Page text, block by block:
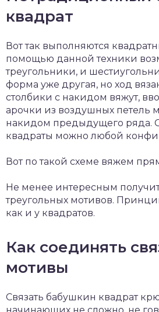
квадрат
Вот так выполняются
помощью данной техники
треугольники, и
форма уже другая, но ход
столбики с накидом вяжут,
арочки из воздушных петель
накидом предыдущего ряда.
квадраты можно любой
Вот по такой схеме вяжем
Не менее интересным
треугольных мотивов.
как и у квадратов.
Как соединять
мотивы
Связать бабушкин квадрат